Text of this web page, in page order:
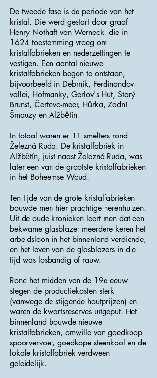
De tweede fase is de periode van het
kristal. Die werd gestart door graaf
Henry Nothaft van Werneck, die in
1624 toestemming vroeg om
kristalfabrieken en nederzettingen te
vestigen. Een aantal nieuwe
kristalfabrieken begon te ontstaan,
bijvoorbeeld in Debrník, Ferdinandov-
vallei, Hofmanky, Gerlov's Hut, Starý
Brunst, Čertovo-meer, Hůrka, Zadní
Šmauzy en Alžbětín.
In totaal waren er 11 smelters rond
Železná Ruda. De kristalfabriek in
Alžbětín, juist naast Železná Ruda, was
later een van de grootste kristalfabrieken
in het Boheemse Woud.
Ten tijde van de grote kristalfabrieken
bouwde men hier prachtige herenhuizen.
Uit de oude kronieken leert men dat een
bekwame glasblazer meerdere keren het
arbeidsloon in het binnenland verdiende,
en het leven van de glasblazers in die
tijd was losbandig of rauw.
Rond het midden van de 19e eeuw
stegen de productiekosten sterk
(vanwege de stijgende houtprijzen) en
waren de kwartsreserves uitgeput. Het
binnenland bouwde nieuwe
kristalfabrieken, omwille van goedkoop
spoorvervoer, goedkope steenkool en de
lokale kristalfabriek verdween
geleidelijk.